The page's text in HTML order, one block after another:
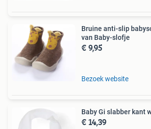
Bruine anti-slip
van Baby-slofje
€ 9,95
Bezoek website
Baby Gi slabber kant
€ 14,39